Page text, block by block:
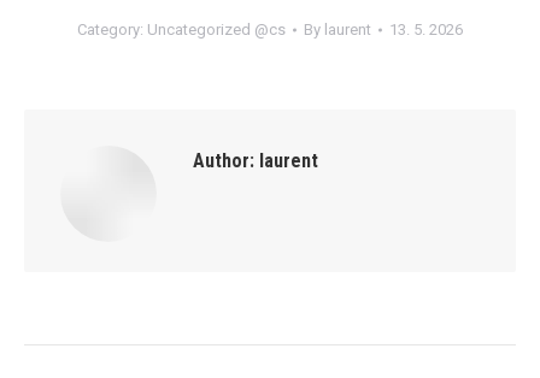
Category: Uncategorized @cs By laurent 13. 5. 2026
Author: laurent